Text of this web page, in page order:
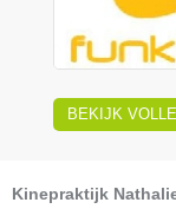
BEKIJK
Kinepraktijk